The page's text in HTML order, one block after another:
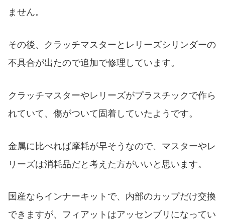
ません。
その後、クラッチマスターとレリーズシリンダーの
不具合が出たので追加で修理しています。
クラッチマスターやレリーズがプラスチックで作ら
れていて、傷がついて固着していたようです。
金属に比べれば摩耗が早そうなので、マスターやレ
リーズは消耗品だと考えた方がいいと思います。
国産ならインナーキットで、内部のカップだけ交換
できますが、フィアットはアッセンブリになってい